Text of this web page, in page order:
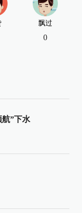
飘过
0
航”下水